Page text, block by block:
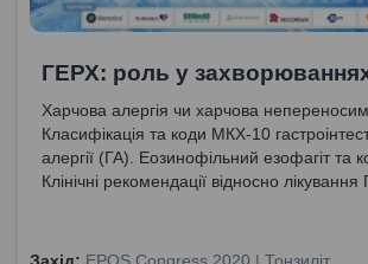
ГЕРХ: роль у
Харчова алергія чи харчова
Класифікація та коди МКХ-10
алергії (ГА). Еозинофільний езофагіт та
Клінічні рекомендації відносно